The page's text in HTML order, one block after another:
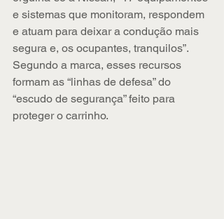
e sistemas que monitoram, respondem
e atuam para deixar a condução mais
segura e, os ocupantes, tranquilos”.
Segundo a marca, esses recursos
formam as “linhas de defesa” do
“escudo de segurança” feito para
proteger o carrinho.